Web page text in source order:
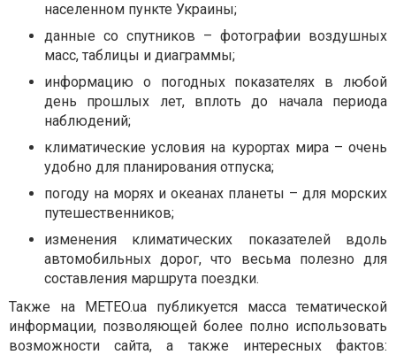
населенном пункте Украины;
данные со спутников – фотографии воздушных
масс, таблицы и диаграммы;
информацию о погодных показателях в любой
день прошлых лет, вплоть до начала периода
наблюдений;
климатические условия на курортах мира – очень
удобно для планирования отпуска;
погоду на морях и океанах планеты – для морских
путешественников;
изменения климатических показателей вдоль
автомобильных дорог, что весьма полезно для
составления маршрута поездки.
Также на METEO.ua публикуется масса тематической
информации, позволяющей более полно использовать
возможности сайта, а также интересных фактов: